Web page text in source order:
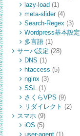
lazy-load (1)
meta-slider(4)
Search-Regex (3)
Wordpress基本設定
多言語(1)
サーバ設定 (28)
DNS (1)
htaccess (5)
nginx (3)
SSL(1)
さくらVPS (9)
リダイレクト (2)
スマホ (9)
iOS (5)
user-agent(1)